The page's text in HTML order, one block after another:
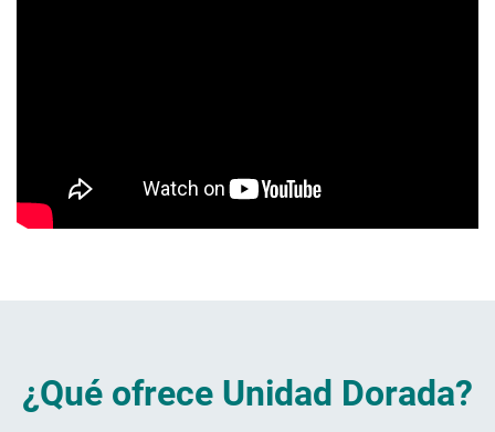
¿Qué ofrece Unidad Dorada?